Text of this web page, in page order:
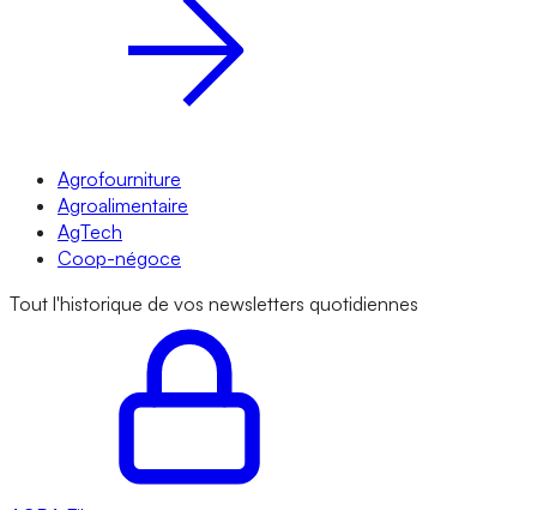
Agrofourniture
Agroalimentaire
AgTech
Coop-négoce
Tout l'historique de vos newsletters quotidiennes